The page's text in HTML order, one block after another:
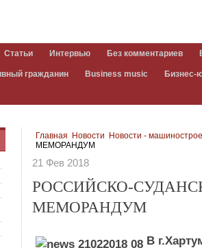
Статьи Интервью Без комментариев
гражданин Business music Бизнес-
Главная Новости
Новости -
МЕМОРАНДУМ
21 Фев 2018
РОССИЙСКО-
МЕМОРАНДУМ
В